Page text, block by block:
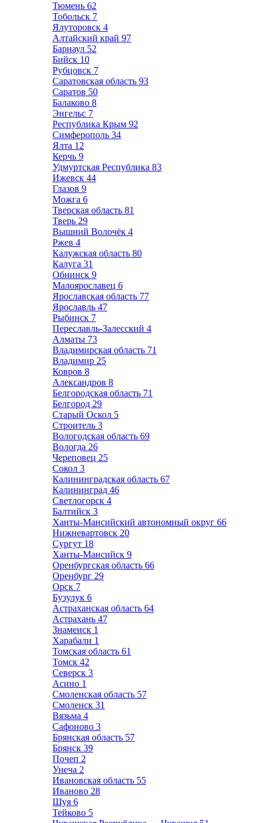
Тюмень 62
Тобольск 7
Ялуторовск 4
Алтайский край 97
Барнаул 52
Бийск 10
Рубцовск 7
Саратовская область 93
Саратов 50
Балаково 8
Энгельс 7
Республика Крым 92
Симферополь 34
Ялта 12
Керчь 9
Удмуртская Республика 83
Ижевск 44
Глазов 9
Можга 6
Тверская область 81
Тверь 29
Вышний Волочёк 4
Ржев 4
Калужская область 80
Калуга 31
Обнинск 9
Малоярославец 6
Ярославская область 77
Ярославль 47
Рыбинск 7
Переславль-Залесский 4
Алматы 73
Владимирская область 71
Владимир 25
Ковров 8
Александров 8
Белгородская область 71
Белгород 29
Старый Оскол 5
Строитель 3
Вологодская область 69
Вологда 26
Череповец 25
Сокол 3
Калининградская область 67
Калининград 46
Светлогорск 4
Балтийск 3
Ханты-Мансийский автономный округ 66
Нижневартовск 20
Сургут 18
Ханты-Мансийск 9
Оренбургская область 66
Оренбург 29
Орск 7
Бузулук 6
Астраханская область 64
Астрахань 47
Знаменск 1
Харабали 1
Томская область 61
Томск 42
Северск 3
Асино 1
Смоленская область 57
Смоленск 31
Вязьма 4
Сафоново 3
Брянская область 57
Брянск 39
Почеп 2
Унеча 2
Ивановская область 55
Иваново 28
Шуя 6
Тейково 5